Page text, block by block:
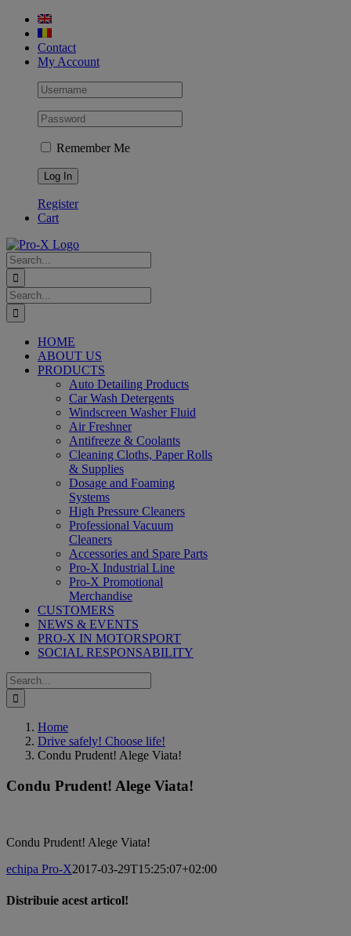
Skip
contentContact
My Account
Remember Me
Register
Cart
Search
for:
Search
for:
HOME
ABOUT US
PRODUCTS
Auto Detailing Products
Car Wash Detergents
Windscreen Washer Fluid
Air Freshner
Antifreeze & Coolants
Cleaning Cloths, Paper Rolls
& Supplies
Dosage and Foaming
Systems
High Pressure Cleaners
Professional Vacuum
Cleaners
Accessories and Spare Parts
Pro-X Industrial Line
Pro-X Promotional
Merchandise
CUSTOMERS
NEWS & EVENTS
PRO-X IN MOTORSPORT
SOCIAL RESPONSABILITY
Search
for:
Home
Drive safely! Choose life!
Condu Prudent! Alege Viata!
Condu Prudent! Alege Viata!
Condu Prudent! Alege Viata!
echipa Pro-X2017-03-29T15:25:07+02:00
Distribuie acest articol!